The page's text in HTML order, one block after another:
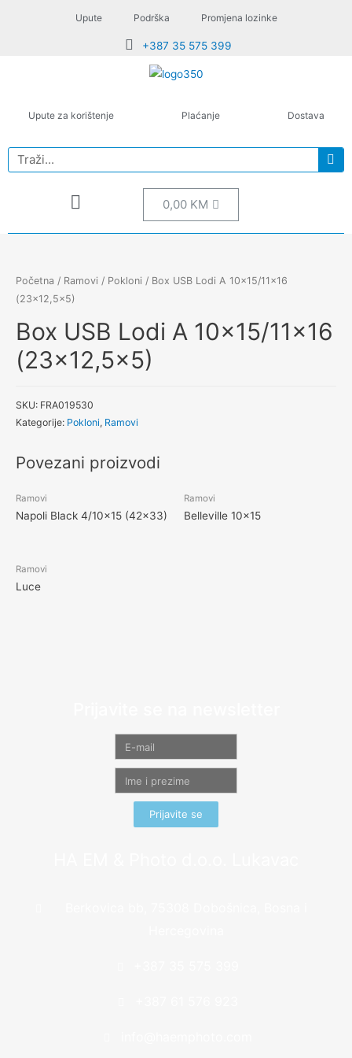
Upute Podrška Promjena lozinke
+387 35 575 399
Upute za korištenje Plaćanje Dostava
0,00 KM
Početna / Ramovi / Pokloni / Box USB Lodi A 10×15/11×16
(23×12,5×5)
Box USB Lodi A 10×15/11×16
(23×12,5×5)
SKU: FRA019530
Kategorije: Pokloni, Ramovi
Povezani proizvodi
Ramovi
Napoli Black 4/10×15 (42×33)
Ramovi
Belleville 10×15
Ramovi
Luce
Prijavite se